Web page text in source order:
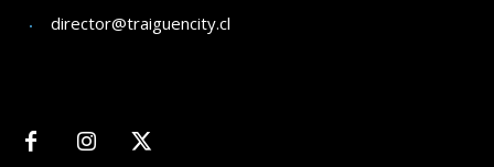
director@traiguencity.cl